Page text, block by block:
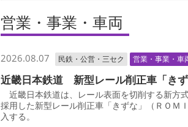
営業・事業・車両
2026.08.07 民鉄・公営・三セク 営業・事業・車
近畿日本鉄道 新型レール削正車「き
近畿日本鉄道は、レール表面を切削する新方
採用した新型レール削正車「きずな」（ＲＯＭ
入する。